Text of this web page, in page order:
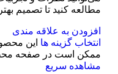
مطالعه کنید تا تصمیم
افزودن به علاقه مندی
انتخاب گزینه ها این
ممکن است در صفحه
مشاهده سریع